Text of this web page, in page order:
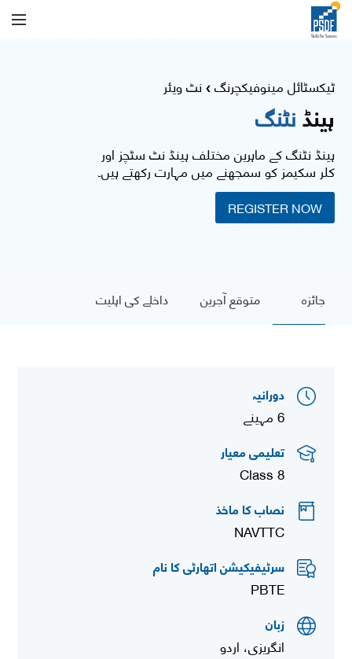
ٹیکسٹائل مینوفیکچرنگ❯ نٹ ویئر
ہینڈنٹنگ
ہینڈ نٹنگ کے ماہرین مختلف ہینڈ نٹ سٹچز اور
کلر سکیمز کو سمجھنے میں مہارت رکھتے ہیں۔
REGISTER NOW
جائزہ متوقع آجرین داخلے کی اہلیت
دورانیہ
6 مہینے
تعلیمی معیار
Class 8
نصاب کا ماخذ
NAVTTC
سرٹیفیکیشن اتھارٹی کا نام
PBTE
زبان
انگریزی، اردو